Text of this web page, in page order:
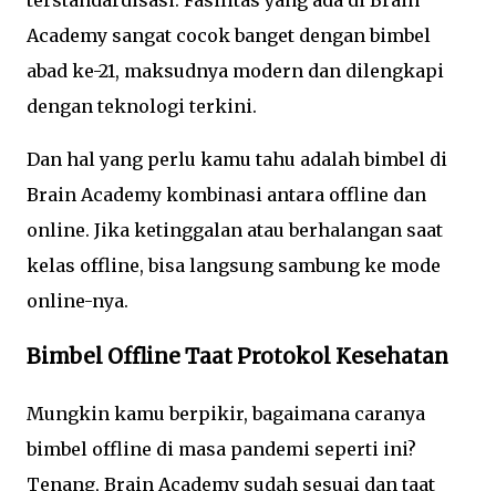
Academy sangat cocok banget dengan bimbel
abad ke-21, maksudnya modern dan dilengkapi
dengan teknologi terkini.
Dan hal yang perlu kamu tahu adalah bimbel di
Brain Academy kombinasi antara offline dan
online. Jika ketinggalan atau berhalangan saat
kelas offline, bisa langsung sambung ke mode
online-nya.
Bimbel Offline Taat Protokol Kesehatan
Mungkin kamu berpikir, bagaimana caranya
bimbel offline di masa pandemi seperti ini?
Tenang, Brain Academy sudah sesuai dan taat